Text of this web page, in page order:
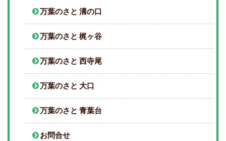
万葉のさと 溝の口
万葉のさと 梶ヶ谷
万葉のさと 西寺尾
万葉のさと 大口
万葉のさと 青葉台
お問合せ